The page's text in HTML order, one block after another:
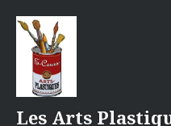
contenu
Les Arts